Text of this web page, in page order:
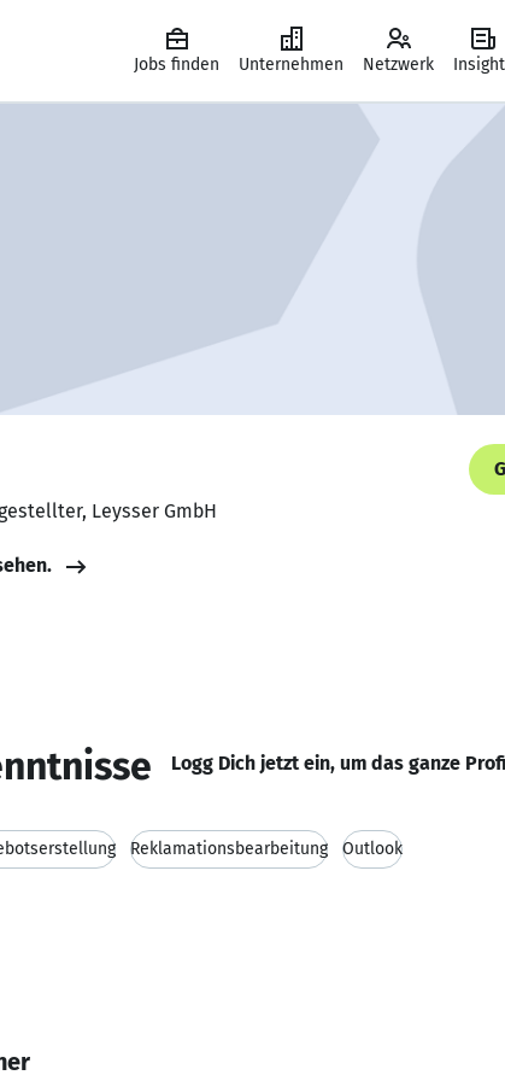
Jobs finden Unternehmen Netzwerk
Leysser GmbH
Logg Dich jetzt ein, um das ganze
Reklamationsbearbeitung Outlook